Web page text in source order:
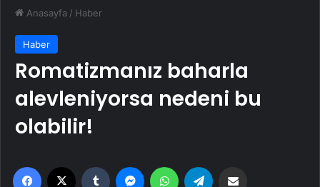
Anasayfa / Haber
Haber
Romatizmanız baharla
alevleniyorsa nedeni bu
olabilir!
Facebook Tumblr MessengerWhatsApp